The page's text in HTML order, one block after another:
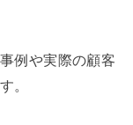
例や実際の顧客
。